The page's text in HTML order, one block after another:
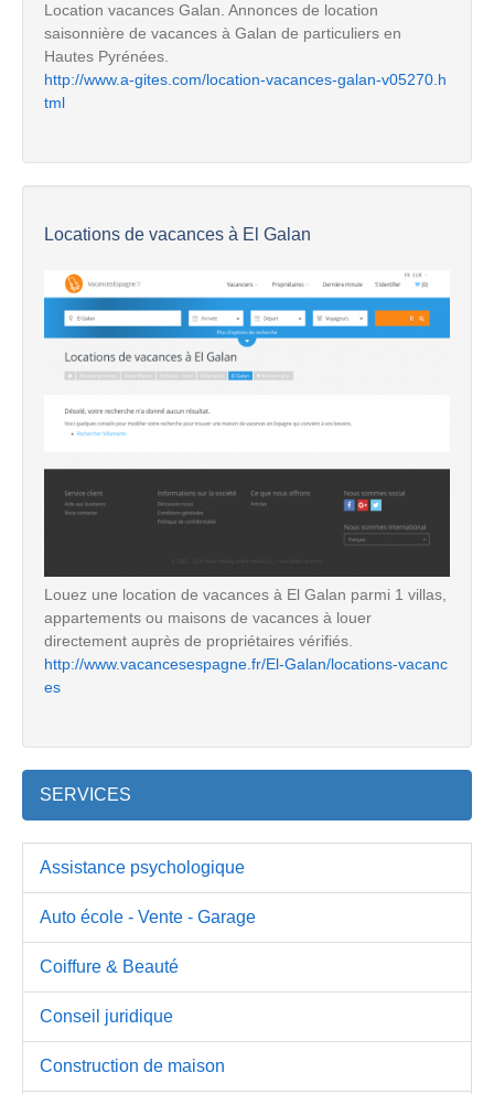
Location vacances Galan. Annonces de location
saisonnière de vacances à Galan de particuliers en
Hautes Pyrénées.
http://www.a-gites.com/location-vacances-galan-v05270.h
tml
Locations de vacances à El Galan
Louez une location de vacances à El Galan parmi 1 villas,
appartements ou maisons de vacances à louer
directement auprès de propriétaires vérifiés.
http://www.vacancesespagne.fr/El-Galan/locations-vacanc
es
SERVICES
Assistance psychologique
Auto école - Vente - Garage
Coiffure & Beauté
Conseil juridique
Construction de maison